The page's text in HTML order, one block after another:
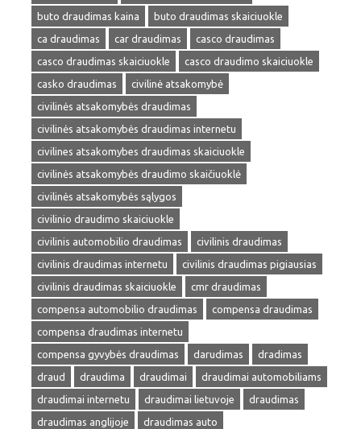
buto draudimas kaina
buto draudimas skaiciuokle
ca draudimas
car draudimas
casco draudimas
casco draudimas skaiciuokle
casco draudimo skaiciuokle
casko draudimas
civilinė atsakomybė
civilinės atsakomybės draudimas
civilinės atsakomybės draudimas internetu
civilines atsakomybes draudimas skaiciuokle
civilinės atsakomybės draudimo skaičiuoklė
civilinės atsakomybės sąlygos
civilinio draudimo skaiciuokle
civilinis automobilio draudimas
civilinis draudimas
civilinis draudimas internetu
civilinis draudimas pigiausias
civilinis draudimas skaiciuokle
cmr draudimas
compensa automobilio draudimas
compensa draudimas
compensa draudimas internetu
compensa gyvybės draudimas
darudimas
dradimas
draud
draudima draudimai
draudimai automobiliams
draudimai internetu
draudimai lietuvoje
draudimas
draudimas anglijoje
draudimas auto